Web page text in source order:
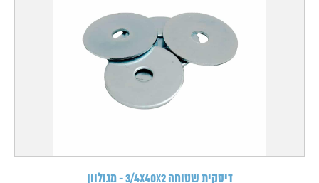
דיסקית שטוחה 3/4X40X2 - מגולוון